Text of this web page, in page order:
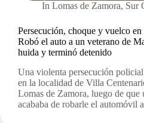
In Lomas de Zamora, Sur
Persecución, choque y vuelco
Robó el auto a un veterano de
huida y terminó detenido
Una violenta persecución
en la localidad de Villa
Lomas de Zamora, luego de que
acababa de robarle el automóvil